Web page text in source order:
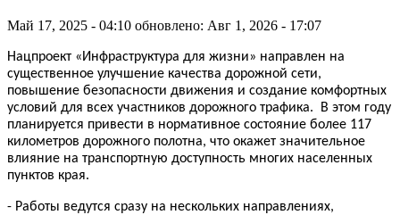
Май 17, 2025 - 04:10 обновлено: Авг 1, 2026 - 17:07
Нацпроект «Инфраструктура для жизни» направлен на
существенное улучшение качества дорожной сети,
повышение безопасности движения и создание комфортных
условий для всех участников дорожного трафика. В этом году
планируется привести в нормативное состояние более 117
километров дорожного полотна, что окажет значительное
влияние на транспортную доступность многих населенных
пунктов края.
- Работы ведутся сразу на нескольких направлениях,